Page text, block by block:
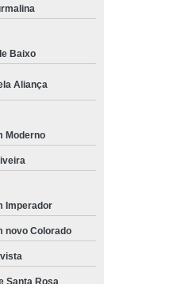
Estetica
das Cruzes
Suzano
Baixo
Aliança
Moderno
Imperador
novo Colorado
Santa Rosa